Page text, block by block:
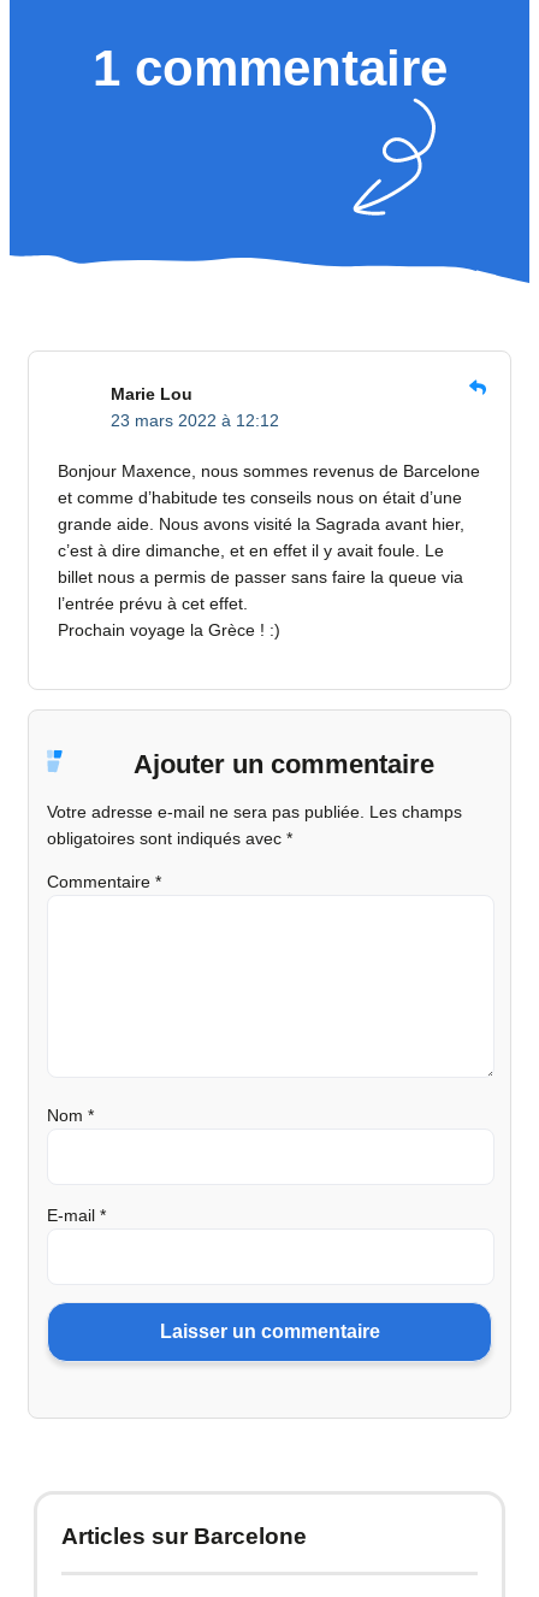
1 commentaire
Marie Lou
23 mars 2022 à 12:12
Bonjour Maxence, nous sommes revenus de Barcelone
et comme d’habitude tes conseils nous on était d’une
grande aide. Nous avons visité la Sagrada avant hier,
c’est à dire dimanche, et en effet il y avait foule. Le
billet nous a permis de passer sans faire la queue via
l’entrée prévu à cet effet.
Prochain voyage la Grèce ! :)
Ajouter un commentaire
Votre adresse e-mail ne sera pas publiée. Les champs
obligatoires sont indiqués avec *
Commentaire *
Nom *
E-mail *
Articles sur Barcelone